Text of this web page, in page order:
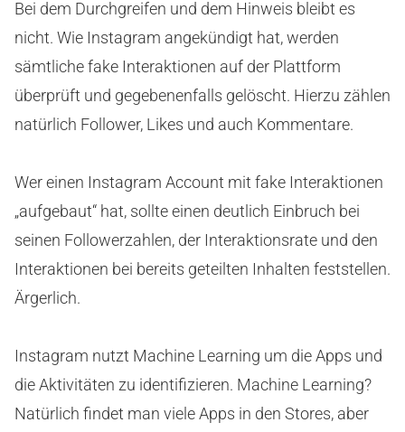
Bei dem Durchgreifen und dem Hinweis bleibt es
nicht. Wie Instagram angekündigt hat, werden
sämtliche fake Interaktionen auf der Plattform
überprüft und gegebenenfalls gelöscht. Hierzu zählen
natürlich Follower, Likes und auch Kommentare.
Wer einen Instagram Account mit fake Interaktionen
„aufgebaut“ hat, sollte einen deutlich Einbruch bei
seinen Followerzahlen, der Interaktionsrate und den
Interaktionen bei bereits geteilten Inhalten feststellen.
Ärgerlich.
Instagram nutzt Machine Learning um die Apps und
die Aktivitäten zu identifizieren. Machine Learning?
Natürlich findet man viele Apps in den Stores, aber